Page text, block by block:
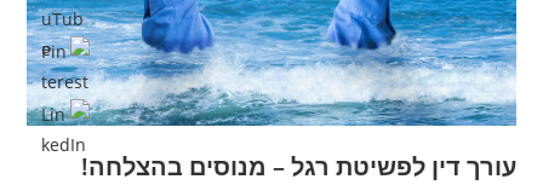
עורך דין לפשיטת רגל – מנוסים בהצלחה!